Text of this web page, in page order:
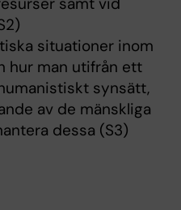
situationer inom
hur man utifrån ett
synsätt,
av de mänskliga
dessa (S3)